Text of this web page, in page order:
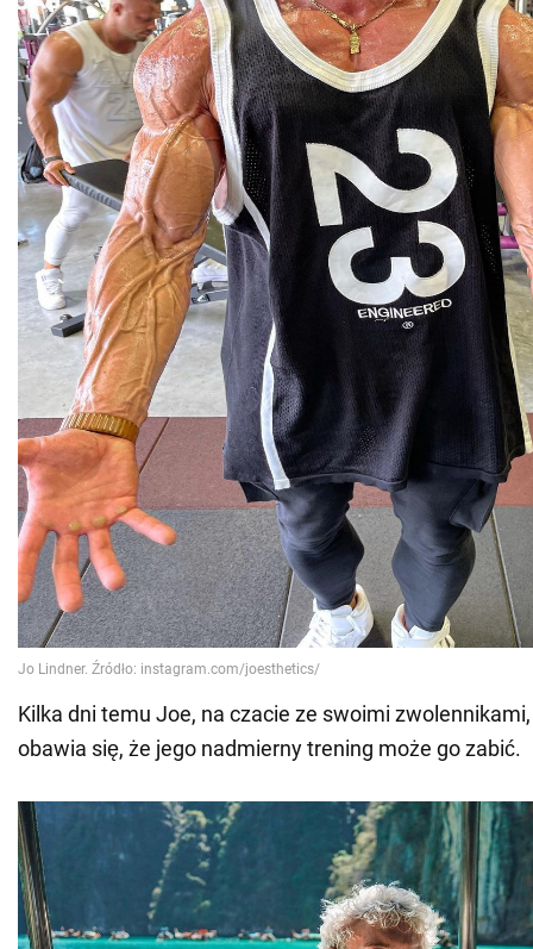
Kilka dni temu Joe, na czacie ze swoimi zwolennikami,
obawia się, że jego nadmierny trening może go zabić.